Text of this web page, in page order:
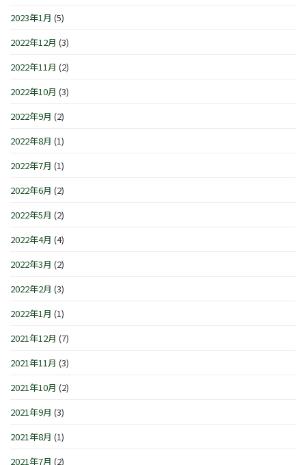
2023年1月 (5)
2022年12月 (3)
2022年11月 (2)
2022年10月 (3)
2022年9月 (2)
2022年8月 (1)
2022年7月 (1)
2022年6月 (2)
2022年5月 (2)
2022年4月 (4)
2022年3月 (2)
2022年2月 (3)
2022年1月 (1)
2021年12月 (7)
2021年11月 (3)
2021年10月 (2)
2021年9月 (3)
2021年8月 (1)
2021年7月 (2)